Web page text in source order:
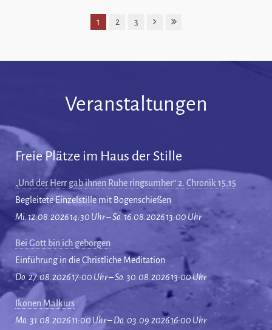
1 2 3
Veranstaltungen
Freie Plätze im Haus der Stille
„Und der Herr gab ihnen Ruhe ringsumher“ 2. Chronik 15,15
Begleitete Einzelstille mit Bogenschießen
Mi. 12.08.2026 14:30 Uhr – So. 16.08.2026 13:00 Uhr
Bei Gott bin ich geborgen
Einführung in die Christliche Meditation
Do. 27.08.2026 17:00 Uhr – So. 30.08.2026 13:00 Uhr
Ikonen Malkurs
Mo. 31.08.2026 11:00 Uhr – Do. 03.09.2026 16:00 Uhr